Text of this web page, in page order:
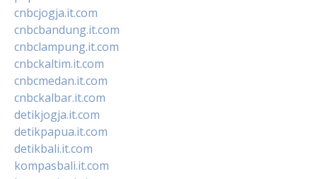
cnbcjogja.it.com
cnbcbandung.it.com
cnbclampung.it.com
cnbckaltim.it.com
cnbcmedan.it.com
cnbckalbar.it.com
detikjogja.it.com
detikpapua.it.com
detikbali.it.com
kompasbali.it.com